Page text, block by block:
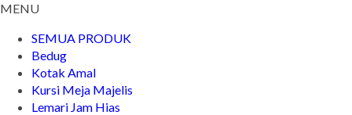
MENU
SEMUA PRODUK
Bedug
Kotak Amal
Kursi Meja Majelis
Lemari Jam Hias